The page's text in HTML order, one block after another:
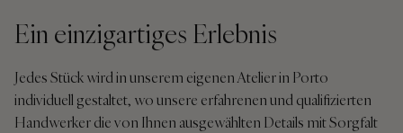
Ein einzigartiges Erlebnis
Jedes Stück wird in unserem eigenen Atelier in Porto
individuell gestaltet, wo unsere erfahrenen und qualifizierten
Handwerker die von Ihnen ausgewählten Details mit Sorgfalt